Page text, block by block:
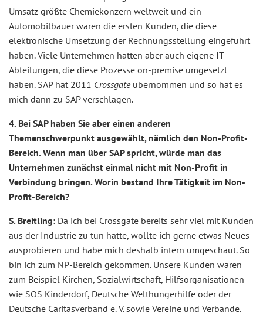
Umsatz größte Chemiekonzern weltweit und ein
Automobilbauer waren die ersten Kunden, die diese
elektronische Umsetzung der Rechnungsstellung eingeführt
haben. Viele Unternehmen hatten aber auch eigene IT-
Abteilungen, die diese Prozesse on-premise umgesetzt
haben. SAP hat 2011 Crossgateübernommen und so hat es
mich dann zu SAP verschlagen.
4. Bei SAP haben Sie aber einen anderen
Themenschwerpunkt ausgewählt, nämlich den Non-Profit-
Bereich. Wenn man über SAP spricht, würde man das
Unternehmen zunächst einmal nicht mit Non-Profit in
Verbindung bringen. Worin bestand Ihre Tätigkeit im Non-
Profit-Bereich?
S. Breitling: Da ich bei Crossgate bereits sehr viel mit Kunden
aus der Industrie zu tun hatte, wollte ich gerne etwas Neues
ausprobieren und habe mich deshalb intern umgeschaut. So
bin ich zum NP-Bereich gekommen. Unsere Kunden waren
zum Beispiel Kirchen, Sozialwirtschaft, Hilfsorganisationen
wie SOS Kinderdorf, Deutsche Welthungerhilfe oder der
Deutsche Caritasverband e. V. sowie Vereine und Verbände.